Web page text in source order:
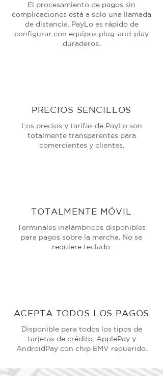
El procesamiento de pagos sin
complicaciones está a solo una llamada
de distancia. PayLo es rápido de
configurar con equipos plug-and-play
duraderos.
PRECIOS SENCILLOS
Los precios y tarifas de PayLo son
totalmente transparentes para
comerciantes y clientes.
TOTALMENTE MÓVIL
Terminales inalámbricos disponibles
para pagos sobre la marcha. No se
requiere teclado.
ACEPTA TODOS LOS PAGOS
Disponible para todos los tipos de
tarjetas de crédito, ApplePay y
AndroidPay con chip EMV requerido.